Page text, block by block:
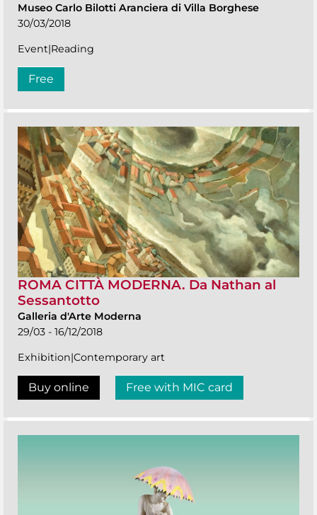
Museo Carlo Bilotti Aranciera di Villa Borghese
30/03/2018
Event|Reading
Free
ROMA CITTÀ MODERNA. Da Nathan al
Sessantotto
Galleria d'Arte Moderna
29/03 - 16/12/2018
Exhibition|Contemporary art
Buy online Free with MIC card